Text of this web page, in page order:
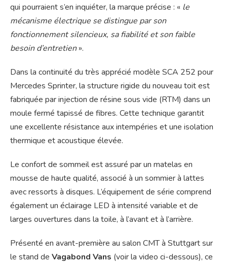
qui pourraient s’en inquiéter, la marque précise : « le
mécanisme électrique se distingue par son
fonctionnement silencieux, sa fiabilité et son faible
besoin d’entretien».
Dans la continuité du très apprécié modèle SCA 252 pour
Mercedes Sprinter, la structure rigide du nouveau toit est
fabriquée par injection de résine sous vide (RTM) dans un
moule fermé tapissé de fibres. Cette technique garantit
une excellente résistance aux intempéries et une isolation
thermique et acoustique élevée.
Le confort de sommeil est assuré par un matelas en
mousse de haute qualité, associé à un sommier à lattes
avec ressorts à disques. L’équipement de série comprend
également un éclairage LED à intensité variable et de
larges ouvertures dans la toile, à l’avant et à l’arrière.
Présenté en avant-première au salon CMT à Stuttgart sur
le stand de Vagabond Vans (voir la video ci-dessous), ce